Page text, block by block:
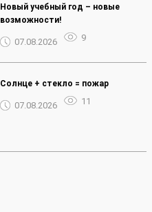
Новый учебный год – новые
возможности!
07.08.2026 9
Солнце + стекло = пожар
07.08.2026 11